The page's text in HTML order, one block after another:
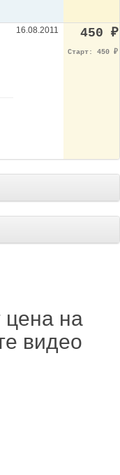
16.08.2011 450 ₽
Старт: 450 ₽
цена на
видео